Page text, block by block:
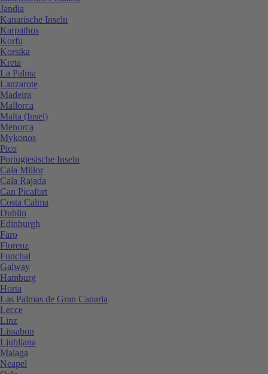
Jandia
Kanarische Inseln
Karpathos
Korfu
Korsika
Kreta
La Palma
Lanzarote
Madeira
Mallorca
Malta (Insel)
Menorca
Mykonos
Pico
Portugiesische Inseln
Cala Millor
Cala Rajada
Can Picafort
Costa Calma
Dublin
Edinburgh
Faro
Florenz
Funchal
Galway
Hamburg
Horta
Las Palmas de Gran Canaria
Lecce
Linz
Lissabon
Ljubljana
Malaga
Neapel